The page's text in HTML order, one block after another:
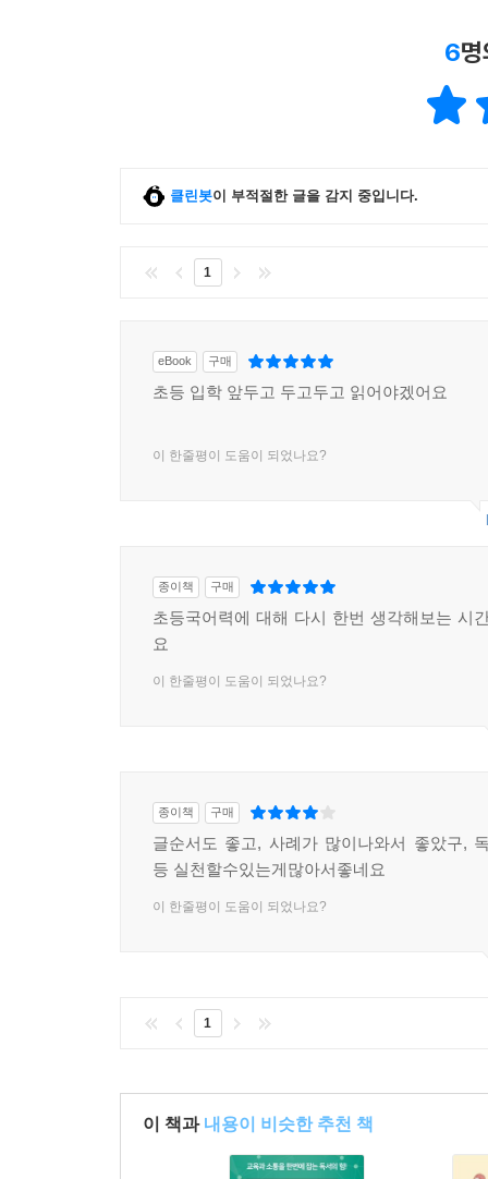
6
클린봇이 부적절한 글을 감지 중입니다.
1
eBook 구매
초등 입학 앞두고 두고두고 읽어야겠어요
이 한줄평이 도움이 되었나요?
종이책 구매
초등국어력에 대해 다시 한번 생각해보는 시
요
이 한줄평이 도움이 되었나요?
종이책 구매
글순서도 좋고, 사례가 많이나와서 좋았구,
등 실천할수있는게많아서좋네요
이 한줄평이 도움이 되었나요?
1
이 책과 내용이 비슷한 추천 책